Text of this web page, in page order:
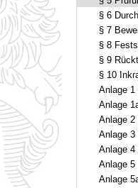
§ 6
§ 7
§ 8
§ 9
§ 10
Anlage 1
Anlage 1a Stundentafel für die
Anlage 2
Anlage 3
Anlage 4
Anlage 5
Anlage